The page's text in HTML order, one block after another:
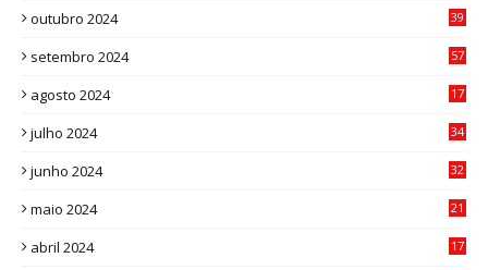
outubro 2024
39
setembro 2024
57
agosto 2024
17
julho 2024
34
junho 2024
32
maio 2024
21
abril 2024
17